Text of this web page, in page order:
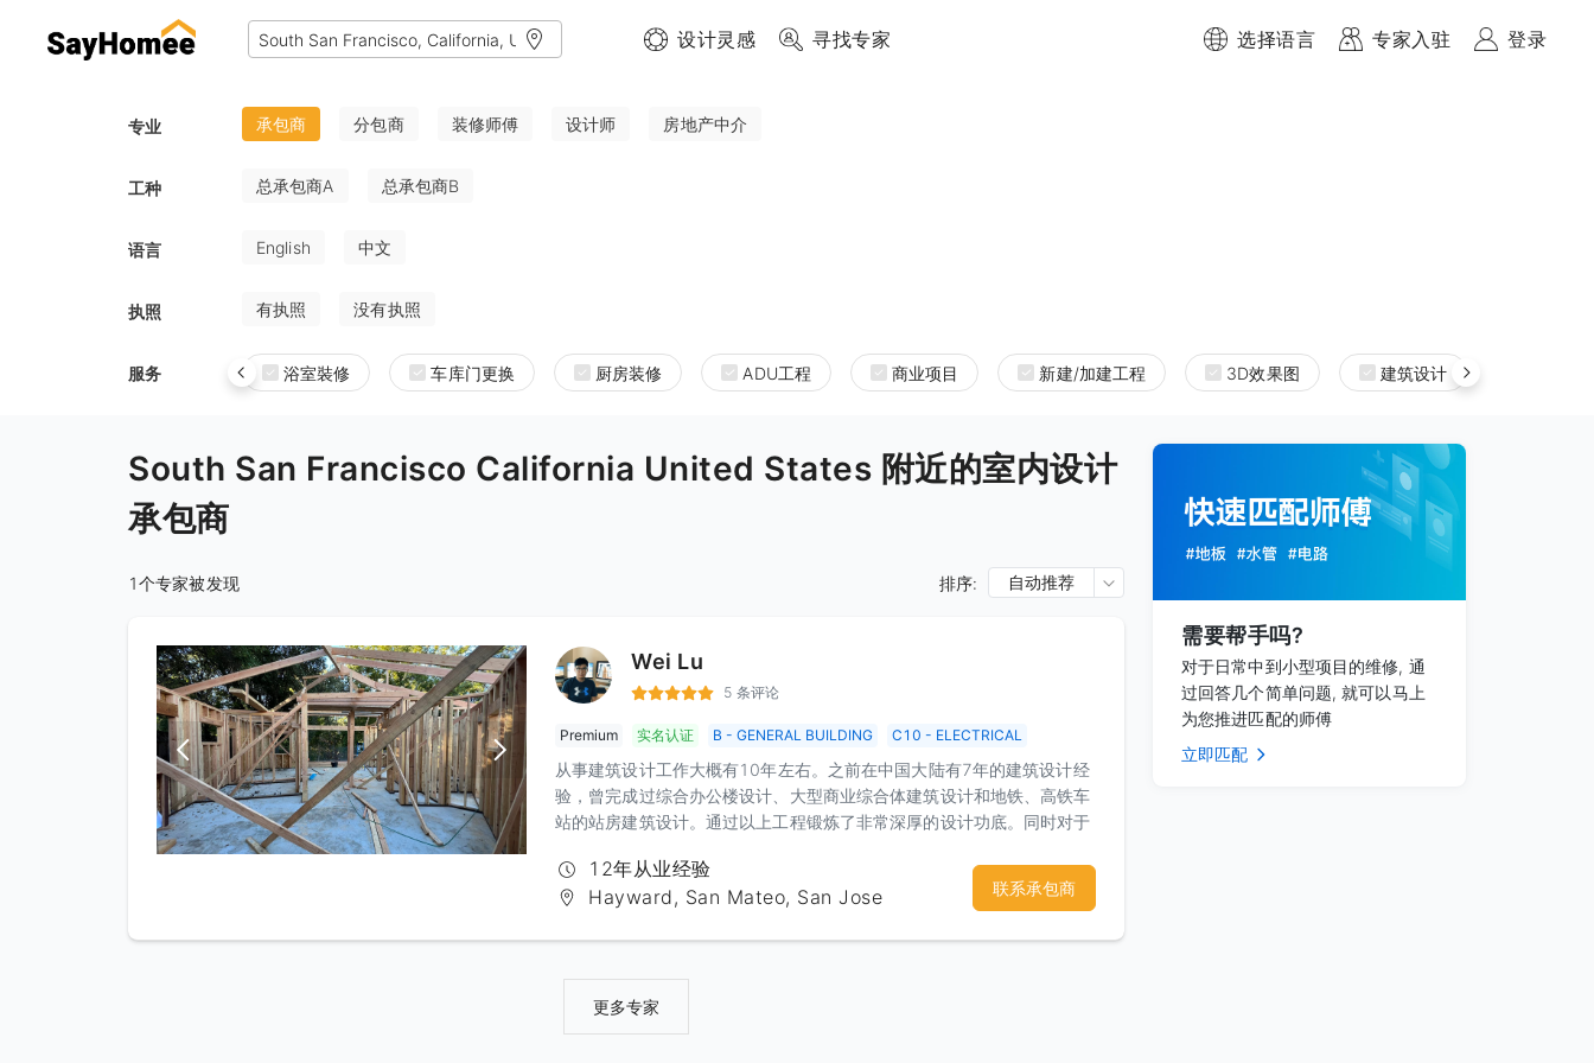
设计灵感 寻找专家 选择语言 专家入驻 登录
专业 承包商 分包商 装修师傅 设计师 房地产中介
工种 总承包商A 总承包商B
语言 English 中文
执照 有执照 没有执照
服务 浴室裝修 车库门更换 厨房装修 ADU工程 商业项目 新建/加建工程 3D效果图 建筑设计
South San Francisco California United States 附近的室内设计
承包商
1个专家被发现 排序: 自动推荐
Wei Lu
5 条评论
Premium 实名认证 B - GENERAL BUILDING C10 - ELECTRICAL
从事建筑设计工作大概有10年左右。之前在中国大陆有7年的建筑设计经
验，曾完成过综合办公楼设计、大型商业综合体建筑设计和地铁、高铁车
站的站房建筑设计。通过以上工程锻炼了非常深厚的设计功底。同时对于
和变化也具备一定的实力。目前在北美从事家建行业的建筑设计，通过一
定的经验积累，对于湾区各个city的code和要求也逐渐了然于胸。因此结
12年从业经验
Hayward, San Mateo, San Jose
联系承包商
更多专家
需要帮手吗?
对于日常中到小型项目的维修, 通
过回答几个简单问题, 就可以马上
为您推进匹配的师傅
立即匹配